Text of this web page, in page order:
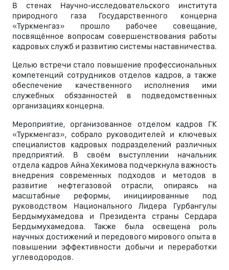
В стенах Научно-исследовательского института
природного газа Государственного концерна
«Туркменгаз» прошло рабочее совещание,
посвящённое вопросам совершенствования работы
кадровых служб и развитию системы наставничества.
Целью встречи стало повышение профессиональных
компетенций сотрудников отделов кадров, а также
обеспечение качественного исполнения ими
служебных обязанностей в подведомственных
организациях концерна.
Мероприятие, организованное отделом кадров ГК
«Туркменгаз», собрало руководителей и ключевых
специалистов кадровых подразделений различных
предприятий. В своём выступлении начальник
отдела кадров Айна Хекимова подчеркнула важность
внедрения современных подходов и методов в
развитие нефтегазовой отрасли, опираясь на
масштабные реформы, инициированные под
руководством Национального Лидера Гурбангулы
Бердымухамедова и Президента страны Сердара
Бердымухамедова. Также была освещена роль
научных достижений и передового мирового опыта в
повышении эффективности добычи и переработки
углеводородов.